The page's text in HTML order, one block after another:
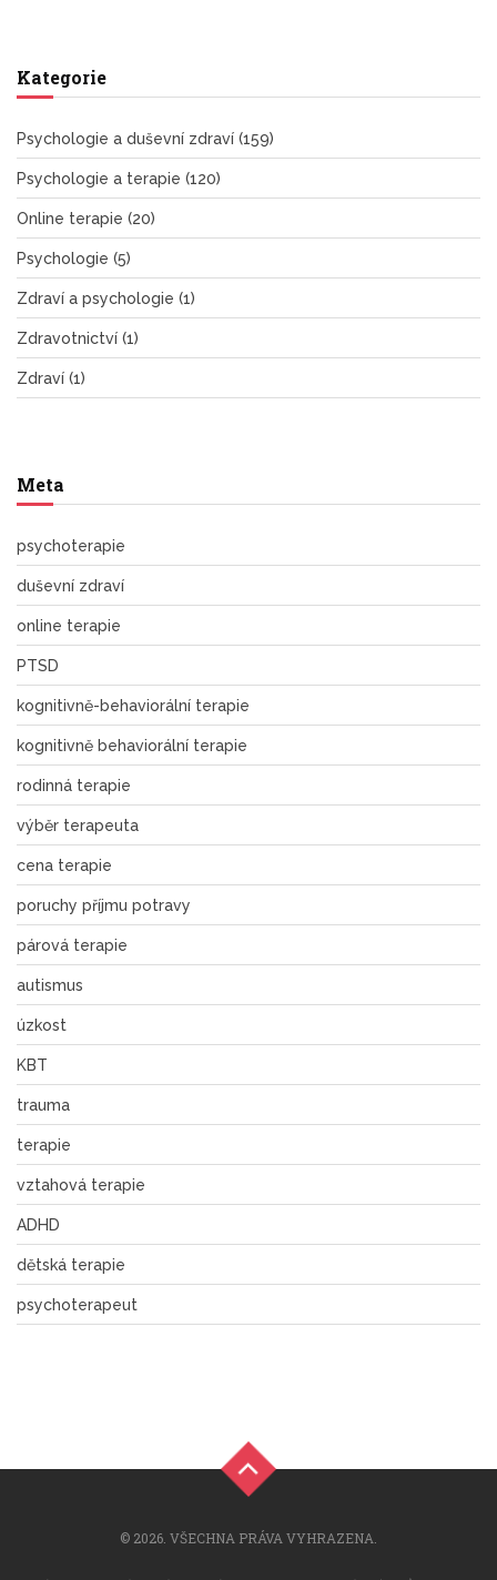
Kategorie
Psychologie a duševní zdraví (159)
Psychologie a terapie (120)
Online terapie (20)
Psychologie (5)
Zdraví a psychologie (1)
Zdravotnictví (1)
Zdraví (1)
Meta
psychoterapie
duševní zdraví
online terapie
PTSD
kognitivně-behaviorální terapie
kognitivně behaviorální terapie
rodinná terapie
výběr terapeuta
cena terapie
poruchy příjmu potravy
párová terapie
autismus
úzkost
KBT
trauma
terapie
vztahová terapie
ADHD
dětská terapie
psychoterapeut
© 2026. VŠECHNA PRÁVA VYHRAZENA.